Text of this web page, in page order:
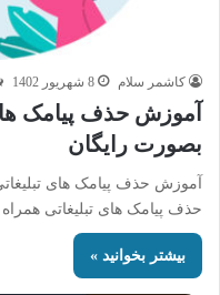
کاشمر سلام 8 شهریور 1402
آموزش حذف پیامک
بصورت رایگان
آموزش حذف پیامک های
حذف پیامک های تبلیغاتی
بیشتر بخوانید »